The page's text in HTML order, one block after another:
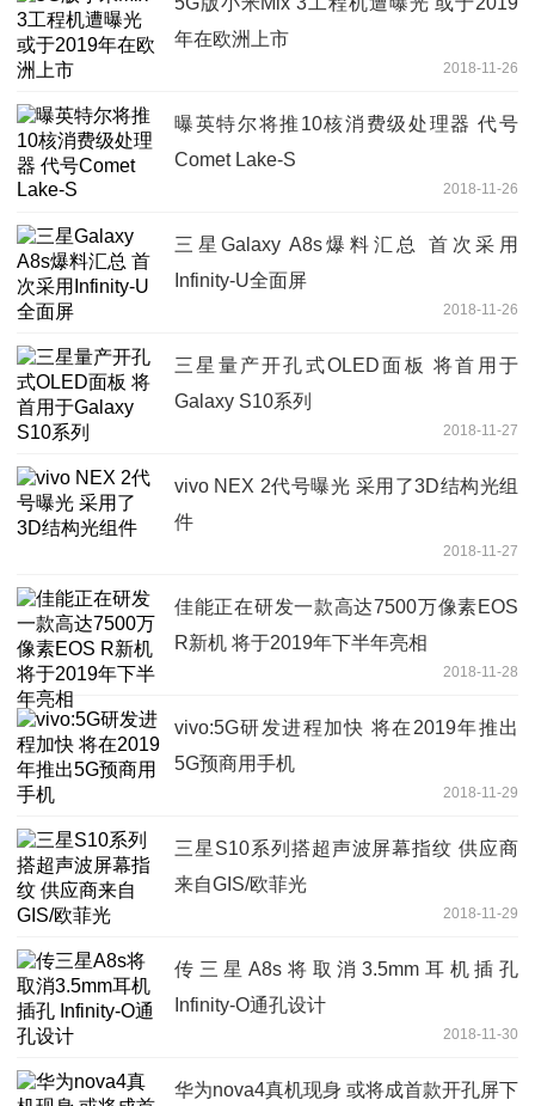
年在欧洲上市
2018-11-26
曝英特尔将推10核消费级处理器 代号
Comet Lake-S
2018-11-26
三星Galaxy A8s爆料汇总 首次采用
Infinity-U全面屏
2018-11-26
三星量产开孔式OLED面板 将首用于
Galaxy S10系列
2018-11-27
vivo NEX 2代号曝光 采用了3D结构光组
件
2018-11-27
佳能正在研发一款高达7500万像素EOS
R新机 将于2019年下半年亮相
2018-11-28
vivo:5G研发进程加快 将在2019年推出
5G预商用手机
2018-11-29
三星S10系列搭超声波屏幕指纹 供应商
来自GIS/欧菲光
2018-11-29
传三星A8s将取消3.5mm耳机插孔
Infinity-O通孔设计
2018-11-30
华为nova4真机现身 或将成首款开孔屏下